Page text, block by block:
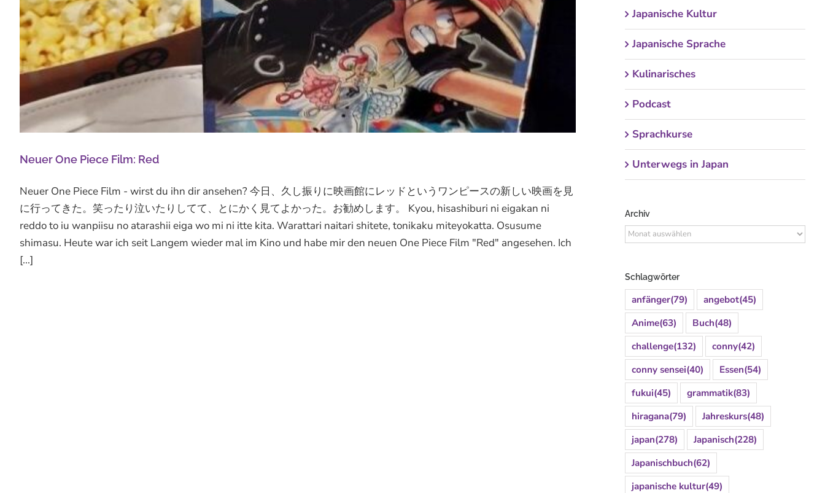
Neuer One Piece Film: Red
Neuer One Piece Film - wirst du ihn dir ansehen? 今日、久し振りに映画館にレッドというワンピースの新しい映画を見
に行ってきた。笑ったり泣いたりしてて、とにかく見てよかった。お勧めします。 Kyou, hisashiburi ni eigakan ni
reddo to iu wanpiisu no atarashii eiga wo mi ni itte kita. Warattari naitari shitete, tonikaku miteyokatta. Osusume
shimasu. Heute war ich seit Langem wieder mal im Kino und habe mir den neuen One Piece Film "Red" angesehen. Ich
[...]
Japanische Kultur
Japanische Sprache
Kulinarisches
Podcast
Sprachkurse
Unterwegs in Japan
Archiv
Archiv
Schlagwörter
anfänger(79) angebot(45)
Anime(63) Buch(48)
challenge(132) conny(42)
conny sensei(40) Essen(54)
fukui(45) grammatik(83)
hiragana(79) Jahreskurs(48)
japan(278) Japanisch(228)
Japanischbuch(62)
japanische kultur(49)